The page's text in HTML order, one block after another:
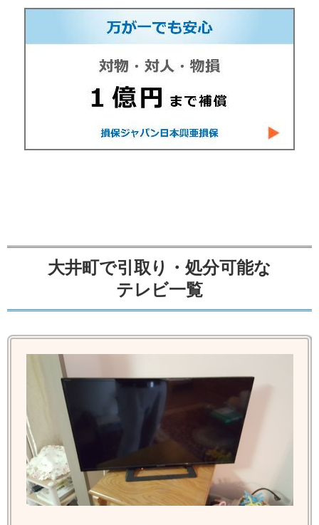
大井町で引取り・処分可能な
テレビ一覧